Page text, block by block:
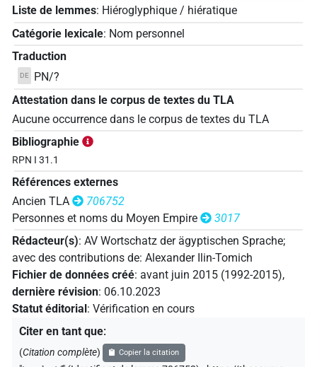
Liste de lemmes: Hiéroglyphique / hiératique
Catégorie lexicale: Nom personnel
Traduction
DE
PN/?
Attestation dans le corpus de textes du TLA
Aucune occurrence dans le corpus de textes du TLA
Bibliographie
RPN I 31.1
Références externes
Ancien TLA
706752
Personnes et noms du Moyen Empire
3017
Rédacteur(s): AV Wortschatz der ägyptischen Sprache;
avec des contributions de: Alexander Ilin-Tomich
Fichier de données créé: avant juin 2015 (1992-2015),
dernière révision: 06.10.2023
Statut éditorial : Vérification en cours
Citer en tant que:
(Citation complète) Copier la citation